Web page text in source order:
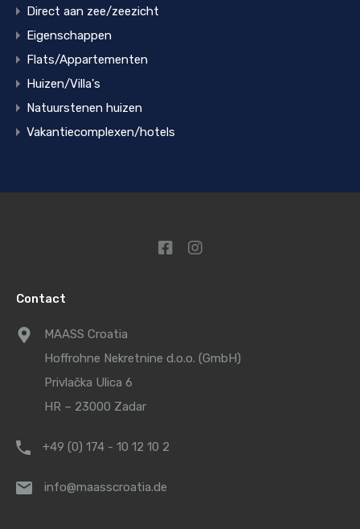
Direct aan zee/zeezicht
Eigenschappen
Flats/Appartementen
Huizen/Villa's
Natuurstenen huizen
Vakantiecomplexen/hotels
Contact
MAASS Croatia
Hoffrohne Nekretnine d.o.o. (GmbH)
Privlačka Ulica 6
HR – 23000 Zadar
+49 (0) 174 - 10 12 10 2
info@maasscroatia.de